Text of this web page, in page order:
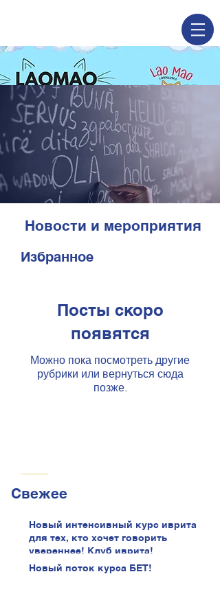
Новости и мероприятия
Избранное
Посты скоро
появятся
Можно пока посмотреть другие
рубрики или вернуться сюда
позже.
Свежее
Новый интенсивный курс иврита
для тех, кто хочет говорить
увереннее! Клуб иврита!
Новый поток курса БЕТ!